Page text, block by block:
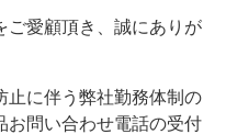
ご愛顧頂き、誠にありが
止に伴う弊社勤務体制の
お問い合わせ電話の受付